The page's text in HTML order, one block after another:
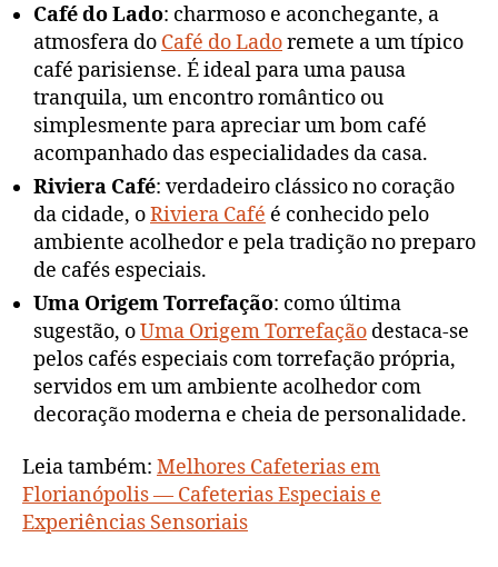
Café do Lado: charmoso e aconchegante, a
atmosfera do Café do Ladoremete a um típico
café parisiense. É ideal para uma pausa
tranquila, um encontro romântico ou
simplesmente para apreciar um bom café
acompanhado das especialidades da casa.
Riviera Café: verdadeiro clássico no coração
da cidade, oRiviera Café é conhecido pelo
ambiente acolhedor e pela tradição no preparo
de cafés especiais.
Uma Origem Torrefação: como última
sugestão, oUma Origem Torrefação destaca-se
pelos cafés especiais com torrefação própria,
servidos em um ambiente acolhedor com
decoração moderna e cheia de personalidade.
Leia também: Melhores Cafeterias em
Florianópolis — Cafeterias Especiais e
Experiências Sensoriais